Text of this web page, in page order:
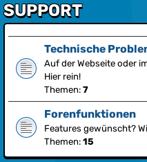
SUPPORT
Technische
Auf der Webseite oder
Hier rein!
Themen: 7
Forenfunktionen
Features gewünscht?
Themen: 15